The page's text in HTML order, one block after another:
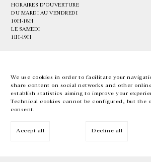
We use cookies in order to facilitate your
share content on social networks and other
establish statistics aiming to improve your
Technical cookies cannot be configured, but the
consent.
Accept all Decline all
HORAIRES D'OUVERTURE
DU MARDI AU VENDREDI
10H-18H
LE SAMEDI
11H-19H
EN FR 中文 Facebook Instagram
Inscrivez-vous à notre newsletter